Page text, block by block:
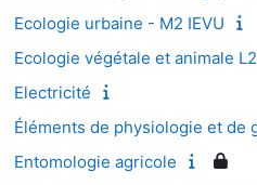
Ecologie urbaine - M2 IEVU
Ecologie végétale et animale L2
Electricité
Éléments de physiologie et de
Entomologie agricole